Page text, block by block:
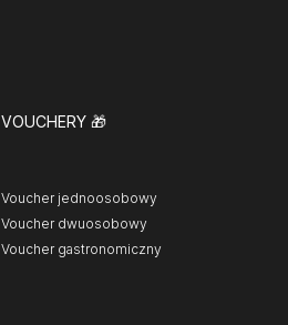
VOUCHERY 🎁
Voucher jednoosobowy
Voucher dwuosobowy
Voucher gastronomiczny